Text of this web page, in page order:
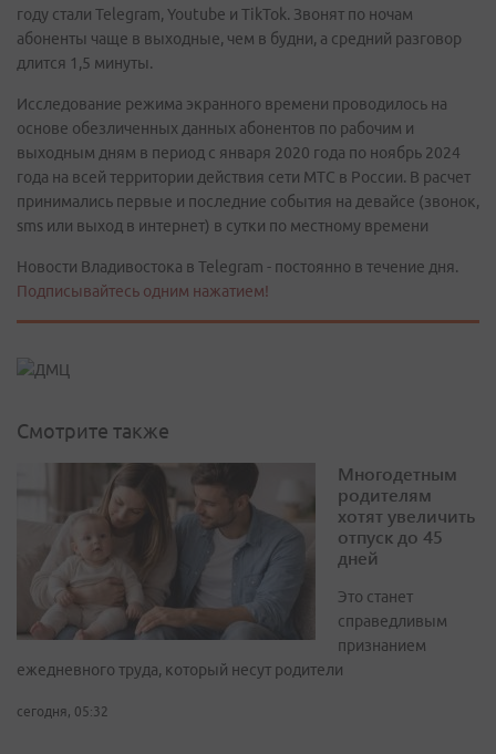
году стали Telegram, Youtube и TikTok. Звонят по ночам
абоненты чаще в выходные, чем в будни, а средний разговор
длится 1,5 минуты.
Исследование режима экранного времени проводилось на
основе обезличенных данных абонентов по рабочим и
выходным дням в период с января 2020 года по ноябрь 2024
года на всей территории действия сети МТС в России. В расчет
принимались первые и последние события на девайсе (звонок,
sms или выход в интернет) в сутки по местному времени
Новости Владивостока в Telegram - постоянно в течение дня.
Подписывайтесь одним нажатием!
Смотрите также
Многодетным
родителям
хотят увеличить
отпуск до 45
дней
Это станет
справедливым
признанием
ежедневного труда, который несут родители
сегодня, 05:32